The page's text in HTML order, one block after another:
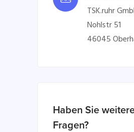
TSK.ruhr
Nohlstr 51
46045
Haben Sie
Fragen?